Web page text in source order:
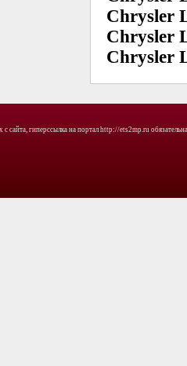
Chrysler
Chrysler
Chrysler
гиперссылка на портал http://ets2mp.ru